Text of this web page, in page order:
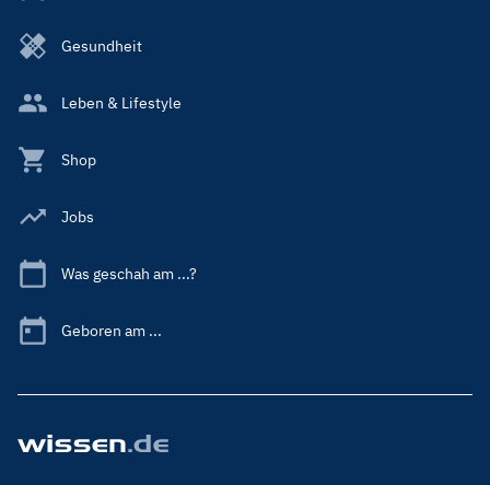
Gesundheit
Leben & Lifestyle
Shop
Jobs
Was geschah am ...?
Geboren am ...